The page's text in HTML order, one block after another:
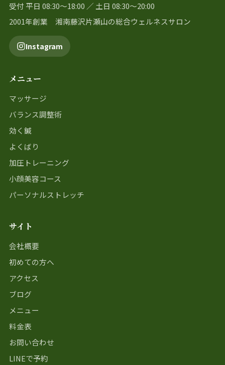
受付 平日 08:30〜18:00 ／ 土日 08:30〜20:00
2001年創業 湘南藤沢片瀬山の総合ウェルネスサロン
Instagram
メニュー
マッサージ
バランス調整術
効く鍼
よくばり
加圧トレーニング
小顔美容コース
パーソナルストレッチ
サイト
会社概要
初めての方へ
アクセス
ブログ
メニュー
料金表
お問い合わせ
LINEで予約